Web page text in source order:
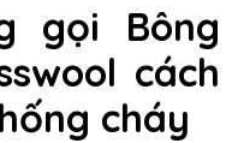
gọi Bông
cách
cháy